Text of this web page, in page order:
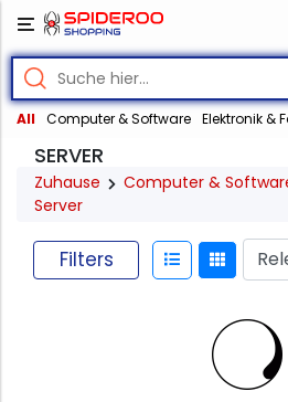
All Computer & Software Elektronik &
SERVER
Zuhause Computer &
Server
Filters